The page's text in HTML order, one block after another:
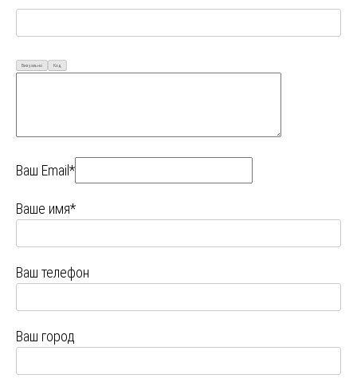
Визуально Код
Ваш Email*
Ваше имя*
Ваш телефон
Ваш город